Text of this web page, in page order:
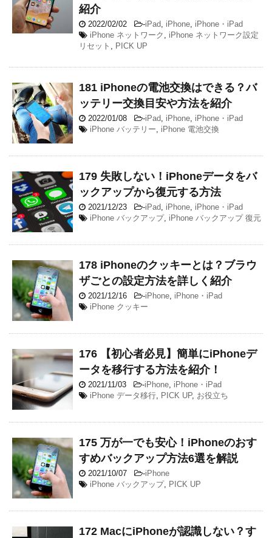
紹介
2022/02/02 -iPad, iPhone, iPhone・iPad
iPhone ネットワーク , iPhone ネットワーク設定
リセット , PICK UP
181 iPhoneの電池交換はできる？バ
ッテリー交換目安や方法を紹介
2022/01/08 -iPad, iPhone, iPhone・iPad
iPhone バッテリー, iPhone 電池交換
179 失敗しない！iPhoneデータをバ
ックアップから復元する方法
2021/12/23 -iPad, iPhone, iPhone・iPad
iPhone バックアップ, iPhone バックアップ 復元
178 iPhoneのクッキーとは？ブラウ
ザごとの設定方法を詳しく紹介
2021/12/16 -iPhone, iPhone・iPad
iPhone クッキー
176 【初心者必見】簡単にiPhoneデ
ータを移行する方法を紹介！
2021/11/03 -iPhone, iPhone・iPad
iPhone データ移行, PICK UP, お役立ち
175 万が一でも安心！iPhoneのおす
すめバックアップ方法6選を解説
2021/10/07 -iPhone
iPhone バックアップ, PICK UP
172 MacにiPhoneが認識しない？す